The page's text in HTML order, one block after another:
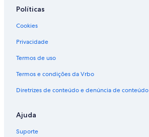
Políticas
Cookies
Privacidade
Termos de uso
Termos e condições da Vrbo
Diretrizes de conteúdo e denúncia de conteúdo
Ajuda
Suporte